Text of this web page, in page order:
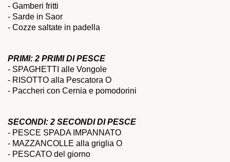
- Gamberi fritti
- Sarde in Saor
- Cozze saltate in padella
PRIMI: 2 PRIMI DI PESCE
- SPAGHETTI alle Vongole
- RISOTTO alla Pescatora O
- Paccheri con Cernia e pomodorini
SECONDI: 2 SECONDI DI PESCE
- PESCE SPADA IMPANNATO
- MAZZANCOLLE alla griglia O
- PESCATO del giorno